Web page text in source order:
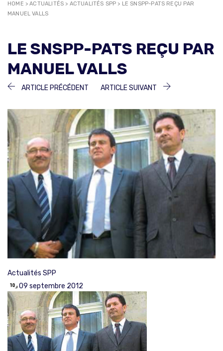
HOME >ACTUALITÉS > ACTUALITÉS SPP > LE SNSPP-PATS REÇU PAR
MANUEL VALLS
LE SNSPP-PATS REÇU PAR
MANUEL VALLS
NAVIGATION
L’ARTICLE
ARTICLE PRÉCÉDENT ARTICLE
ARTICLE SUIVANT
ARTICLE
Actualités SPP
09 septembre 2012